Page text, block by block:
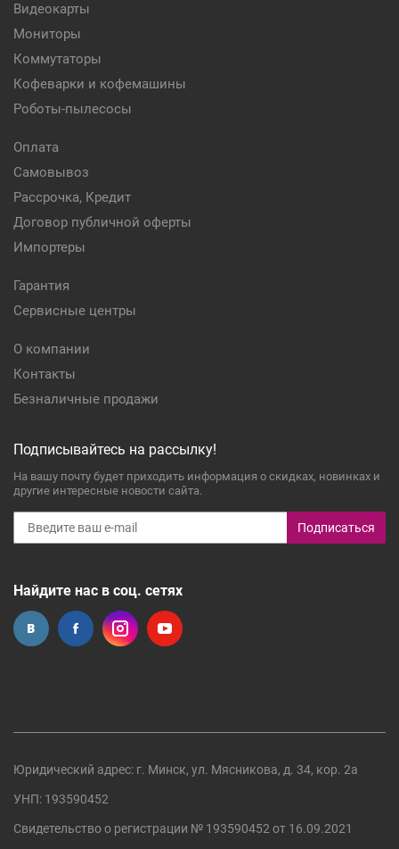
Видеокарты
Мониторы
Коммутаторы
Кофеварки и кофемашины
Роботы-пылесосы
Оплата
Самовывоз
Рассрочка, Кредит
Договор публичной оферты
Импортеры
Гарантия
Сервисные центры
О компании
Контакты
Безналичные продажи
Подписывайтесь на рассылку!
На вашу почту будет приходить информация о скидках, новинках и
другие интересные новости сайта.
Подписаться
Найдите нас в соц. сетях
Юридический адрес: г. Минск, ул. Мясникова, д. 34, кор. 2а
УНП: 193590452
Свидетельство о регистрации № 193590452 от 16.09.2021